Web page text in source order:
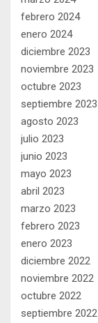
febrero 2024
enero 2024
diciembre 2023
noviembre 2023
octubre 2023
septiembre 2023
agosto 2023
julio 2023
junio 2023
mayo 2023
abril 2023
marzo 2023
febrero 2023
enero 2023
diciembre 2022
noviembre 2022
octubre 2022
septiembre 2022